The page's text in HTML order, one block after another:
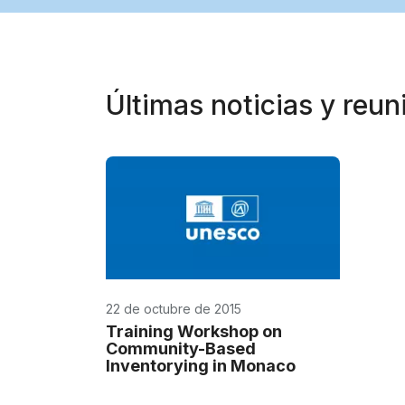
Últimas noticias y
22 de octubre de 2015
Training Workshop on
Community-Based
Inventorying in Monaco